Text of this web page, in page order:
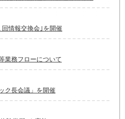
情報交換会｣を開催
業務フローについて
ク長会議」を開催